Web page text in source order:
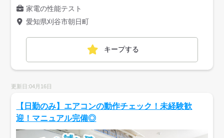
家電の性能テスト
愛知県刈谷市朝日町
キープする
更新日:04月16日
【日勤のみ】エアコンの動作チェック！未経験歓
迎！マニュアル完備◎